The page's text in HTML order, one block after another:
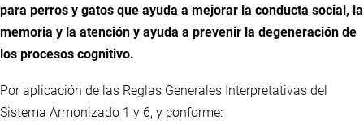
para perros y gatos que ayuda a mejorar la conducta social, la
memoria y la atención y ayuda a prevenir la degeneración de
los procesos cognitivo.
Por aplicación de las Reglas Generales Interpretativas del
Sistema Armonizado 1 y 6, y conforme: